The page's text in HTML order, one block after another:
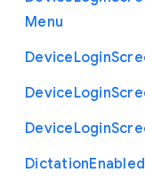
Menu
DeviceLogin
DeviceLogin
DeviceLogin
DictationEnabled